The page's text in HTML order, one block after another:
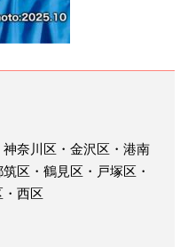
奈川区・金沢区・港南
区・鶴見区・戸塚区・
西区